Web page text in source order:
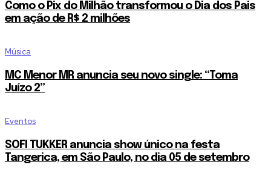
Como o Pix do Milhão transformou o Dia dos Pais
em ação de R$ 2 milhões
Música
MC Menor MR anuncia seu novo single: “Toma
Juízo 2”
Eventos
SOFI TUKKER anuncia show único na festa
Tangerica, em São Paulo, no dia 05 de setembro